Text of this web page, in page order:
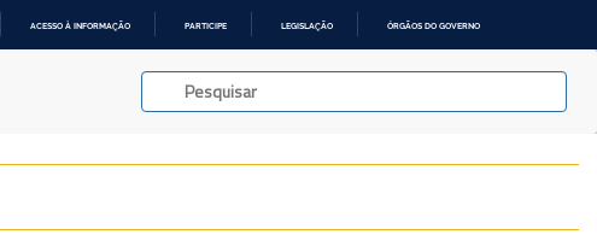
ACESSO À INFORMAÇÃO PARTICIPE LEGISLAÇÃO ÓRGÃOS DO GOVERNO